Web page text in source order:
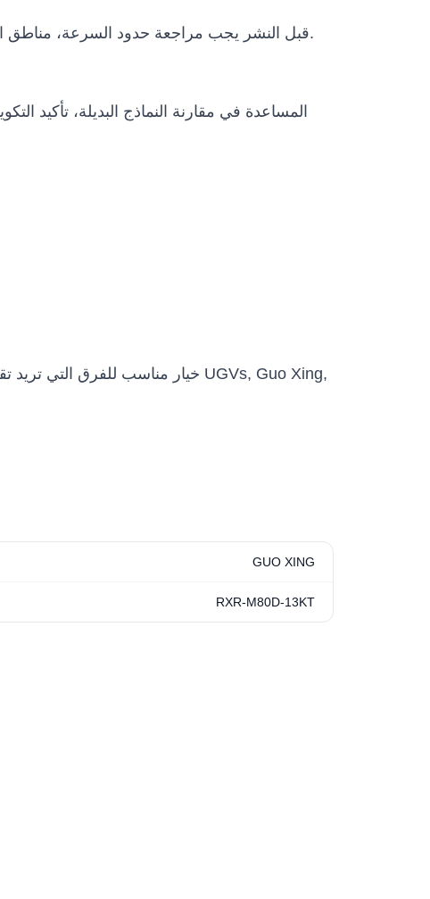
قبل النشر يجب مراجعة حدود السرعة، مناطق التشغيل، الإيقاف الطارئ، الإشراف البشري، سياسات البيانات، الظروف البيئية ومتطلبات الامتثال المحلية.
GUO XING
RXR-M80D-13KT